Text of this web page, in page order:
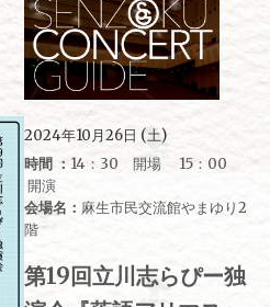
2024年10月26日 (土)
時間 ： 14：30 開場 15：00
開演
会場名： 麻生市民交流館やまゆり2
階
第19回立川志らぴー独